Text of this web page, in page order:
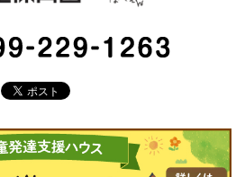
TEL 099-229-1263